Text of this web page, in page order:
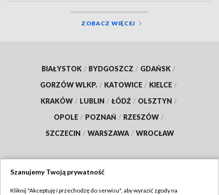
ZOBACZ WIĘCEJ
BIAŁYSTOK / BYDGOSZCZ / GDAŃSK /
GORZÓW WLKP. / KATOWICE / KIELCE /
KRAKÓW / LUBLIN / ŁÓDŹ / OLSZTYN /
OPOLE / POZNAŃ / RZESZÓW /
SZCZECIN / WARSZAWA / WROCŁAW
Szanujemy Twoją prywatność
Kliknij "Akceptuję i przechodzę do serwisu", aby wyrazić zgody na